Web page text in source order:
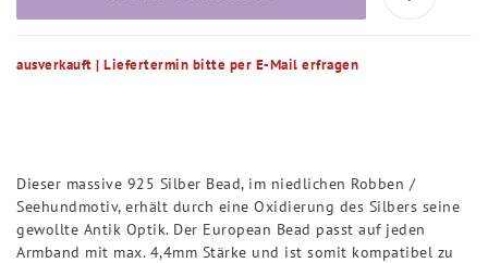
ausverkauft | Liefertermin bitte per E-Mail erfragen
Dieser massive 925 Silber Bead, im niedlichen Robben /
Seehundmotiv, erhält durch eine Oxidierung des Silbers seine
gewollte Antik Optik. Der European Bead passt auf jeden
Armband mit max. 4,4mm Stärke und ist somit kompatibel zu